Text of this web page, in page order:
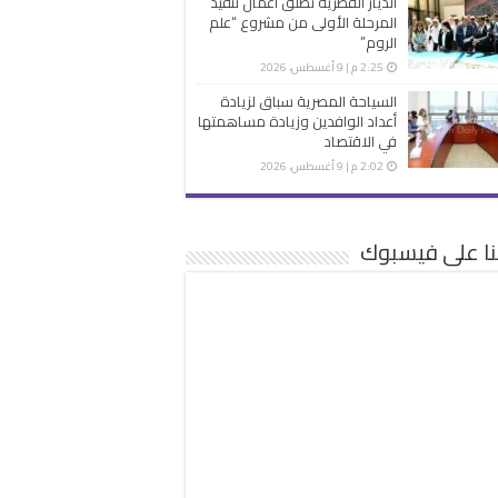
المرحلة الأولى من مشروع “علم
الروم”
2:25 م | 9 أغسطس، 2026
السياحة المصرية سباق لزيادة
أعداد الوافدين وزيادة مساهمتها
في الاقتصاد
2:02 م | 9 أغسطس، 2026
على فيسبوك